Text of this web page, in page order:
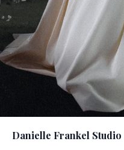
Danielle Frankel Studio